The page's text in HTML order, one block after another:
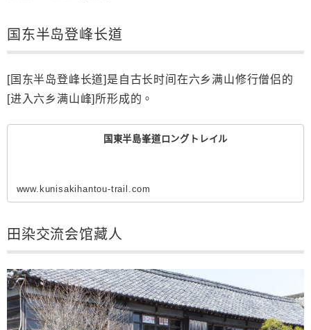
国 东半岛登峰长道
[国 东半岛登峰长道] 是自古长时间在六乡满山修行僧侣的
[进入六乡满山峰] 所形成的。
国東半島峯道ロングトレイル
www.kunisakihantou-trail.com
田染交流会馆藏人